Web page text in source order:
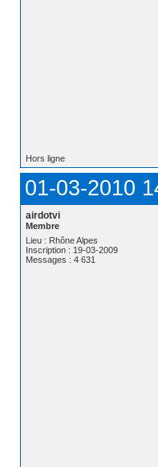
Hors ligne
01-03-2010
airdotvi
Membre
Lieu : Rhône Alpes
Inscription : 19-03-2009
Messages : 4 631